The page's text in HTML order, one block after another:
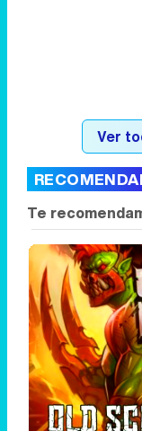
Ver